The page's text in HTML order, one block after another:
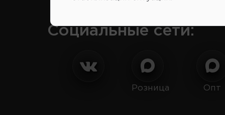
Социальные сети:
Розница Опт